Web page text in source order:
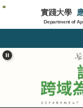
跳
主
內
實踐大學
Department of